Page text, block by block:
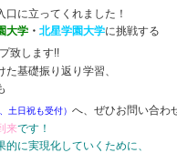
に立ってくれました！
大学 ・ 北星学園大学に挑戦する
致します!!
基礎振り返り学習、
土日祝も受付） へ、ぜひお問い合わ
来です！
に実現化していくために、